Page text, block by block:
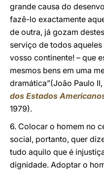
grande causa do
fazê-lo exactamente
de outra, já gozam
serviço de todos
vosso continente! – que
mesmos bens em uma
dramática”(João Paulo II,
dos Estados
1979).
6. Colocar o homem no
social, portanto, quer
tudo aquilo que é
dignidade. Adoptar o